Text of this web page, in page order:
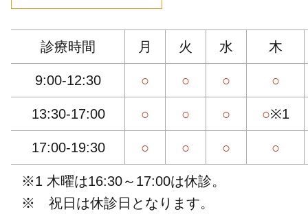
診療時間 月 火 水 木
9:00-12:30 ○ ○ ○ ○
13:30-17:00 ○ ○ ○ ○※1
17:00-19:30 ○ ○ ○ ○
※1 木曜は16:30～17:00は休診。
※ 祝日は休診日となります。